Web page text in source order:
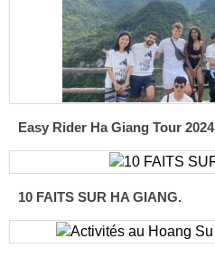
Easy Rider Ha Giang Tour 2024
10 FAITS SUR HA GIANG.